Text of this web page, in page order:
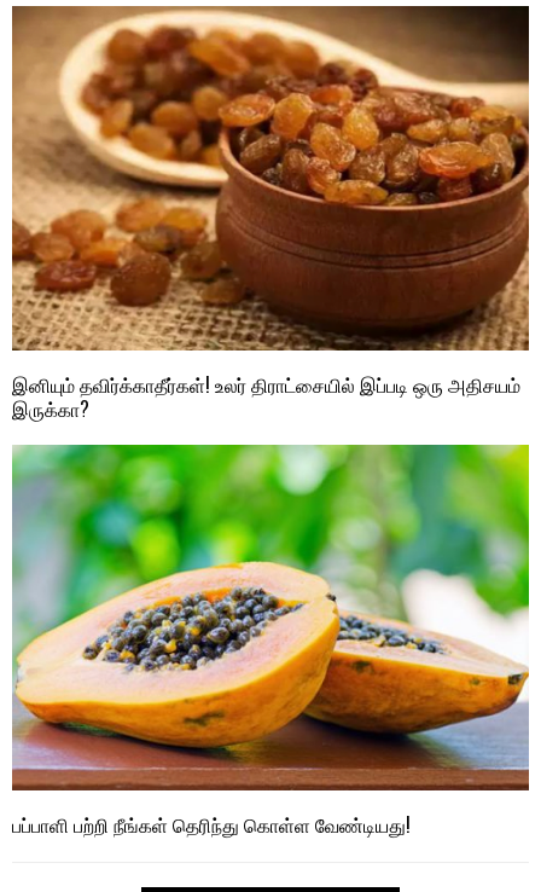
இனியும் தவிர்க்காதீர்கள்! உலர் திராட்சையில் இப்படி ஒரு அதிசயம்
இருக்கா?
பப்பாளி பற்றி நீங்கள் தெரிந்து கொள்ள வேண்டியது!